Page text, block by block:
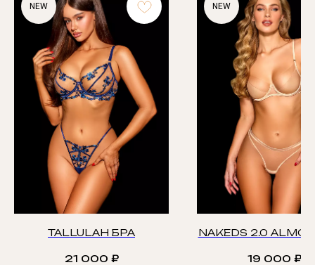
NEW
TALLULAH БРА
21 000 ₽
NEW
NAKEDS 2.0
19 000 ₽